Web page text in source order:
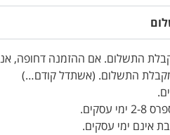
אינם ימי עסקים.